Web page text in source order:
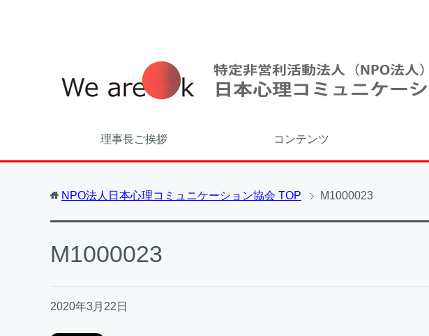
理事長ご挨拶 コンテンツ
NPO法人日本心理コミュニケーション協会 TOP M1000023
M1000023
2020年3月22日